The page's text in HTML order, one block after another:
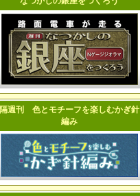
隔週刊 色とモチーフを楽しむかぎ針
編み